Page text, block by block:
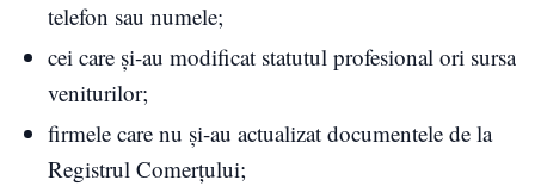
telefon sau numele;
cei care și-au modificat statutul profesional ori sursa
veniturilor;
firmele care nu și-au actualizat documentele de la
Registrul Comerțului;